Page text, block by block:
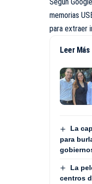
Según
memorias
para extraer
Leer Más
La
para
La
centros